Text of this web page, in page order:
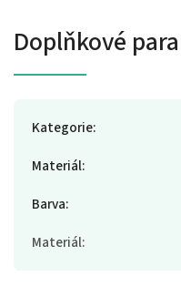
Doplňkové
Kategorie:
Materiál:
Barva:
Materiál: